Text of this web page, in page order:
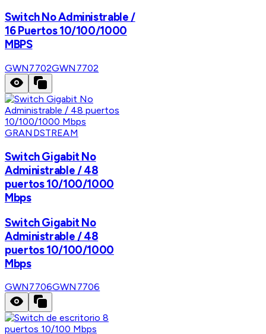
Switch No Administrable /
16 Puertos 10/100/1000
MBPS
GWN7702GWN7702
GRANDSTREAM
Switch Gigabit No
Administrable / 48
puertos 10/100/1000
Mbps
Switch Gigabit No
Administrable / 48
puertos 10/100/1000
Mbps
GWN7706GWN7706